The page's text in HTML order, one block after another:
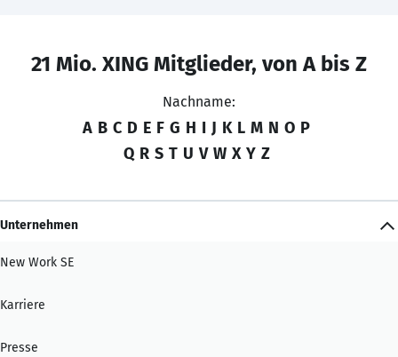
21 Mio. XING Mitglieder, von A bis Z
Nachname:
A B C D E F G H I J K L M N O P
Q R S T U V W X Y Z
Unternehmen
New Work SE
Karriere
Presse